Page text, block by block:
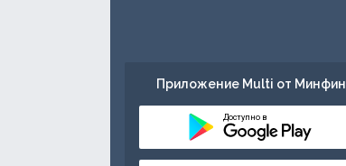
Приложение Multi от Минфин
Доступно в